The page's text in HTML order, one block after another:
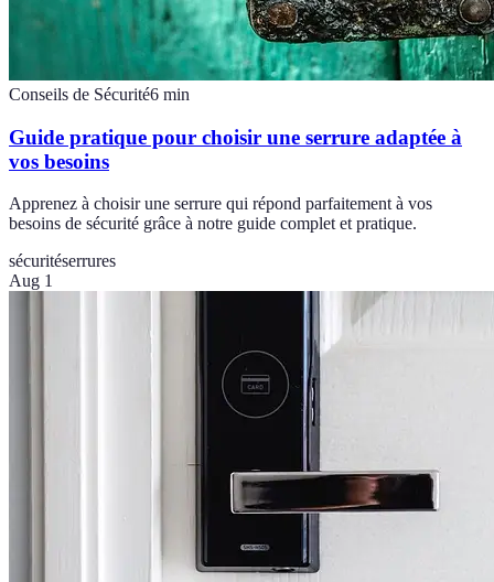
Conseils de Sécurité6 min
Guide pratique pour choisir une serrure adaptée à
vos besoins
Apprenez à choisir une serrure qui répond parfaitement à vos
besoins de sécurité grâce à notre guide complet et pratique.
sécuritéserrures
Aug 1